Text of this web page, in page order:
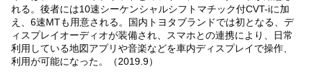
れる。後者には10速シーケンシャルシフトマチック付CVT-iに加
え、6速MTも用意される。国内トヨタブランドでは初となる、デ
ィスプレイオーディオが装備され、スマホとの連携により、日常
利用している地図アプリや音楽などを車内ディスプレイで操作、
利用が可能になった。（2019.9）